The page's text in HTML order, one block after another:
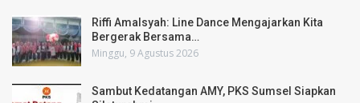
Riffi Amalsyah: Line Dance Mengajarkan Kita
Bergerak Bersama…
Minggu, 9 Agustus 2026
Sambut Kedatangan AMY, PKS Sumsel Siapkan